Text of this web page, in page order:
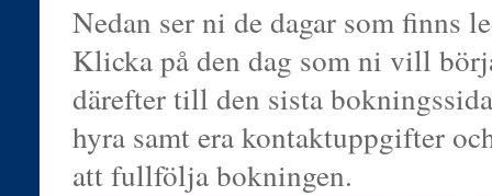
Nedan ser ni de dagar som finns
Klicka på den dag som ni vill
därefter till den sista
hyra samt era kontaktuppgifter
att fullfölja bokningen.